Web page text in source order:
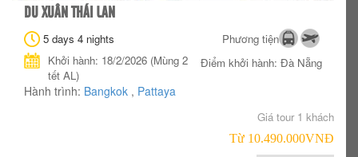
DU XUÂN THÁI LAN
5 days 4 nights
Phương tiện
Khởi hành: 18/2/2026 (Mùng 2
tết AL)
Điểm khởi hành: Đà Nẵng
Hành trình: Bangkok , Pattaya
Giá tour 1 khách
Từ 10.490.000VNÐ